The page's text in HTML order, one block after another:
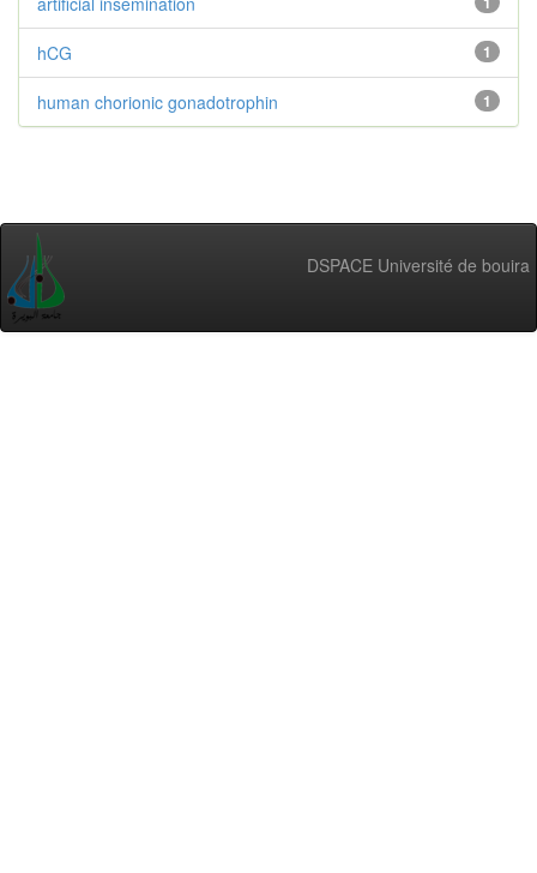
1
hCG
1
human chorionic gonadotrophin
DSPACE Université de bouira